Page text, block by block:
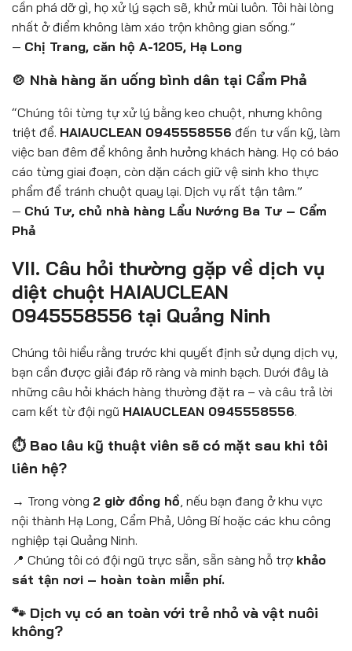
cần phá dỡ gì, họ xử lý sạch sẽ, khử mùi luôn. Tôi hài lòng
nhất ở điểm không làm xáo trộn không gian sống.”
— Chị Trang, căn hộ A-1205, Hạ Long
🍲 Nhà hàng ăn uống bình dân tại Cẩm Phả
“Chúng tôi từng tự xử lý bằng keo chuột, nhưng không
triệt để. HAIAUCLEAN 0945558556 đến tư vấn kỹ, làm
việc ban đêm để không ảnh hưởng khách hàng. Họ có báo
cáo từng giai đoạn, còn dặn cách giữ vệ sinh kho thực
phẩm để tránh chuột quay lại. Dịch vụ rất tận tâm.”
— Chú Tư, chủ nhà hàng Lẩu Nướng Ba Tư – Cẩm
Phả
VII. Câu hỏi thường gặp về dịch vụ
diệt chuột HAIAUCLEAN
0945558556 tại Quảng Ninh
Chúng tôi hiểu rằng trước khi quyết định sử dụng dịch vụ,
bạn cần được giải đáp rõ ràng và minh bạch. Dưới đây là
những câu hỏi khách hàng thường đặt ra – và câu trả lời
cam kết từ đội ngũ HAIAUCLEAN 0945558556.
⏱️ Bao lâu kỹ thuật viên sẽ có mặt sau khi tôi
liên hệ?
→ Trong vòng 2 giờ đồng hồ , nếu bạn đang ở khu vực
nội thành Hạ Long, Cẩm Phả, Uông Bí hoặc các khu công
nghiệp tại Quảng Ninh.
📍 Chúng tôi có đội ngũ trực sẵn, sẵn sàng hỗ trợ khảo
sát tận nơi – hoàn toàn miễn phí.
🐾 Dịch vụ có an toàn với trẻ nhỏ và vật nuôi
không?